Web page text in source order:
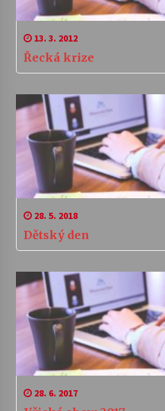
13. 3. 2012
Řecká krize
28. 5. 2018
Dětský den
28. 6. 2017